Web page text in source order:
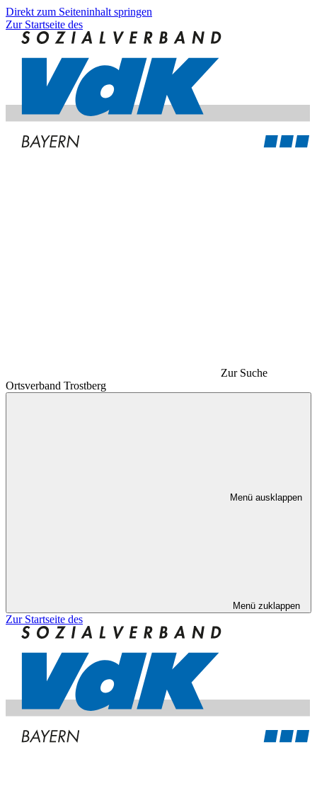
Direkt zum Seiteninhalt springen
Zur Startseite des
Zur Suche
Ortsverband Trostberg
Menü ausklappen
Menü zuklappen
Zur Startseite des